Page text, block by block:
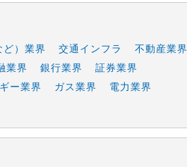
）業界 交通インフラ
不動産業界
業界 銀行業界
証券業界
ー業界 ガス業界
電力業界